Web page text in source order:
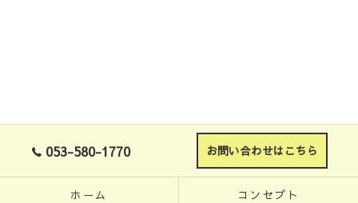
053-580-1770 お問い合わせはこちら
ホーム コンセプト